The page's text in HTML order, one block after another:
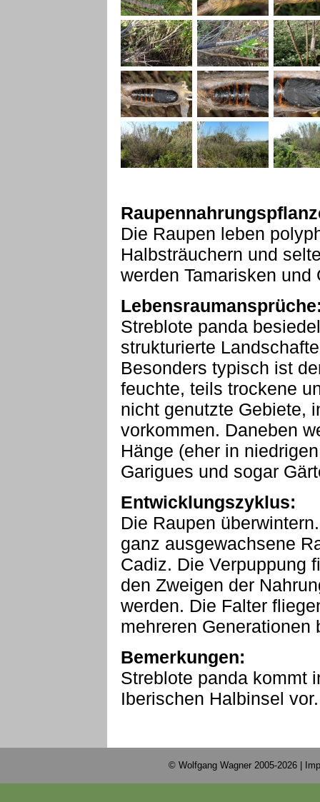
Die Raupen leben
Halbsträuchern und
werden Tamarisken und
Streblote panda
strukturierte
Besonders typisch ist
feuchte, teils trockene
nicht genutzte Gebiete,
vorkommen. Daneben
Hänge (eher in
Garigues und sogar
Entwicklungszyklus:
Die Raupen
ganz ausgewachsene
Cadiz. Die Verpuppung
den Zweigen der
werden. Die Falter
mehreren Generationen
Bemerkungen:
Streblote panda kommt
Iberischen Halbinsel vor.
© Wolfgang Wagner 2005-2026 |